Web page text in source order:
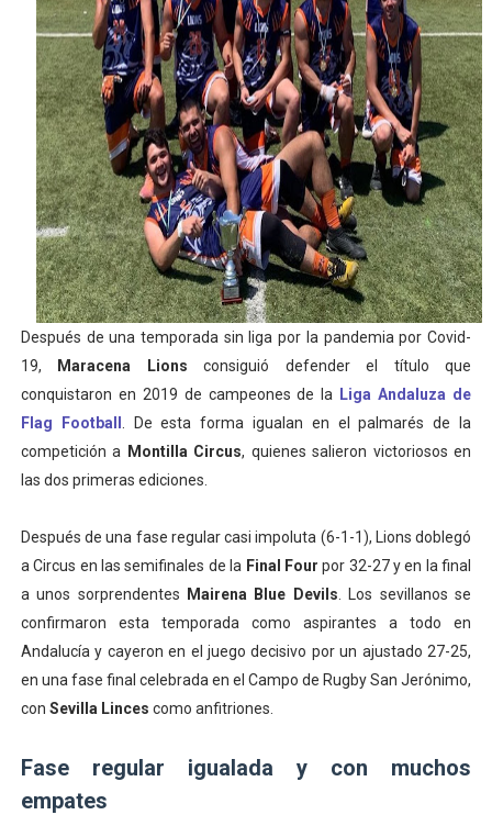
Athletes Unlimited Softball League 2026 - Las Utah
Mundial de piragüismo slalom 2026 (Oklahoma City,
Tour de Francia masculino 2026 - Tadej Pogacar
Mundial de Fórmula 1 2026 - Lando Norris consigue
Campeonato de Europa de high diving 2026 (París,
Después de una temporada sin liga por la pandemia por Covid-
19,
Maracena Lions consiguió defender el título que
conquistaron en 2019 de campeones de la
Liga Andaluza de
Flag Football
. De esta forma igualan en el palmarés de la
competición a
Montilla Circus, quienes salieron victoriosos en
las dos primeras ediciones.
Después de una fase regular casi impoluta (6-1-1), Lions doblegó
a Circus en las semifinales de la Final Four por 32-27 y en la final
a unos sorprendentes
Mairena Blue Devils . Los sevillanos se
confirmaron esta temporada como aspirantes a todo en
Andalucía y cayeron en el juego decisivo por un ajustado 27-25,
en una fase final celebrada en el Campo de Rugby San Jerónimo,
con Sevilla Linces como anfitriones.
Fase regular igualada y con muchos
empates